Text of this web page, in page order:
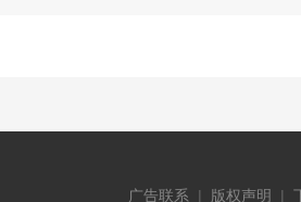
广告联系 | 版权声明 |